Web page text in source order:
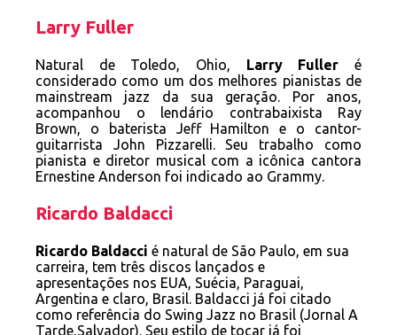
Larry Fuller
Natural de Toledo, Ohio, Larry Fuller é
considerado como um dos melhores pianistas de
mainstream jazz da sua geração. Por anos,
acompanhou o lendário contrabaixista Ray
Brown, o baterista Jeff Hamilton e o cantor-
guitarrista John Pizzarelli. Seu trabalho como
pianista e diretor musical com a icônica cantora
Ernestine Anderson foi indicado ao Grammy.
Ricardo Baldacci
Ricardo Baldacci é natural de São Paulo, em sua
carreira, tem três discos lançados e
apresentações nos EUA, Suécia, Paraguai,
Argentina e claro, Brasil. Baldacci já foi citado
como referência do Swing Jazz no Brasil (Jornal A
Tarde,Salvador). Seu estilo de tocar já foi